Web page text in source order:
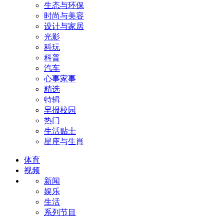
生态与环保
时尚与美容
设计与家居
光影
科玩
科普
汽车
心事家事
精选
特辑
早报校园
热门
生活贴士
星座与生肖
体育
视频
新闻
娱乐
生活
系列节目